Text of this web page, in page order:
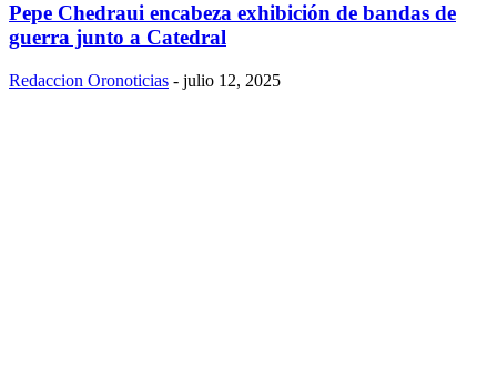
Pepe Chedraui encabeza exhibición de bandas de
guerra junto a Catedral
Redaccion Oronoticias - julio 12, 2025